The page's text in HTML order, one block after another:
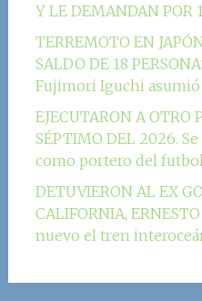
Y LE DEMANDAN POR
TERREMOTO EN
SALDO DE 18
Fujimori Iguchi asumió
EJECUTARON A OTRO
SÉPTIMO DEL 2026.
como portero del
DETUVIERON AL EX
CALIFORNIA,
nuevo el tren